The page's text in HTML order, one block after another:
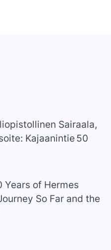
Sairaala,
Kajaanintie 50
Years of Hermes
So Far and the